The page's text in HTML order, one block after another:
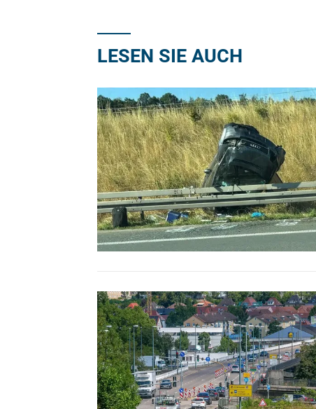
LESEN SIE AUCH